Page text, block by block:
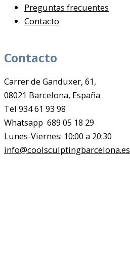
Preguntas frecuentes
Contacto
Contacto
Carrer de Ganduxer, 61,
08021 Barcelona, España
Tel 934 61 93 98
Whatsapp 689 05 18 29
Lunes-Viernes: 10:00 a 20:30
info@coolsculptingbarcelona.es